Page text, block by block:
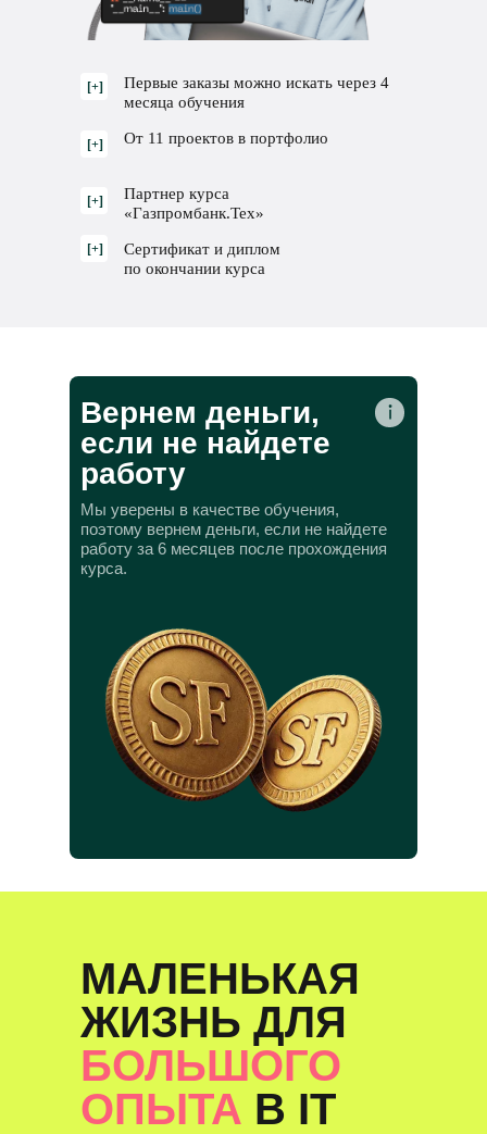
[+]
Первые заказы можно искать через 4
месяца обучения
[+] От 11 проектов в портфолио
[+]
Партнер курса
«Газпромбанк.Тех»
[+]
Сертификат и диплом
по окончании курса
Вернем деньги,
если не найдете
работу
Мы уверены в качестве обучения,
поэтому вернем деньги, если не найдете
работу за 6 месяцев после прохождения
курса.
МАЛЕНЬКАЯ
ЖИЗНЬ ДЛЯ
БОЛЬШОГО
ОПЫТА В IT